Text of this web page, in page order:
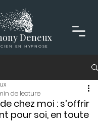
EN HYPNOSE
Deneux
chez moi : s’offrir
pour soi, en toute
de lecture